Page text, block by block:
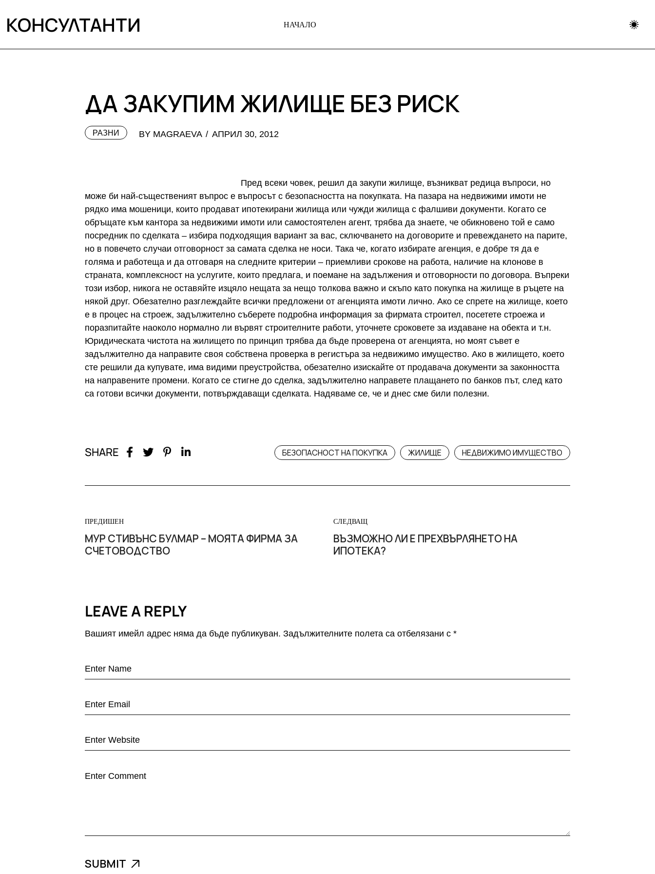
КОНСУЛТАНТИ НАЧАЛО
ДА ЗАКУПИМ ЖИЛИЩЕ БЕЗ РИСК
РАЗНИ BY MAGRAEVA АПРИЛ 30, 2012
Пред всеки човек, решил да закупи жилище, възникват редица въпроси, но
може би най-същественият въпрос е въпросът с безопасността на покупката. На пазара на недвижими имоти не
рядко има мошеници, които продават ипотекирани жилища или чужди жилища с фалшиви документи. Когато се
обръщате към кантора за недвижими имоти или самостоятелен агент, трябва да знаете, че обикновено той е само
посредник по сделката – избира подходящия вариант за вас, сключването на договорите и превеждането на парите,
но в повечето случаи отговорност за самата сделка не носи. Така че, когато избирате агенция, е добре тя да е
голяма и работеща и да отговаря на следните критерии – приемливи срокове на работа, наличие на клонове в
страната, комплексност на услугите, които предлага, и поемане на задължения и отговорности по договора. Въпреки
този избор, никога не оставяйте изцяло нещата за нещо толкова важно и скъпо като покупка на жилище в ръцете на
някой друг. Обезателно разглеждайте всички предложени от агенцията имоти лично. Ако се спрете на жилище, което
е в процес на строеж, задължително съберете подробна информация за фирмата строител, посетете строежа и
поразпитайте наоколо нормално ли вървят строителните работи, уточнете сроковете за издаване на обекта и т.н.
Юридическата чистота на жилището по принцип трябва да бъде проверена от агенцията, но моят съвет е
задължително да направите своя собствена проверка в регистъра за недвижимо имущество. Ако в жилището, което
сте решили да купувате, има видими преустройства, обезателно изискайте от продавача документи за законността
на направените промени. Когато се стигне до сделка, задължително направете плащането по банков път, след като
са готови всички документи, потвърждаващи сделката. Надяваме се, че и днес сме били полезни.
SHARE БЕЗОПАСНОСТ НА ПОКУПКА ЖИЛИЩЕ НЕДВИЖИМО ИМУЩЕСТВО
ПРЕДИШЕН
МУР СТИВЪНС БУЛМАР – МОЯТА ФИРМА ЗА
СЧЕТОВОДСТВО
СЛЕДВАЩ
ВЪЗМОЖНО ЛИ Е ПРЕХВЪРЛЯНЕТО НА
ИПОТЕКА?
LEAVE A REPLY
Вашият имейл адрес няма да бъде публикуван. Задължителните полета са отбелязани с *